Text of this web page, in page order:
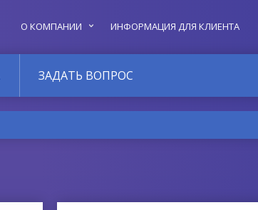
О КОМПАНИИ ИНФОРМАЦИЯ ДЛЯ КЛИЕНТА
ЗАДАТЬ ВОПРОС